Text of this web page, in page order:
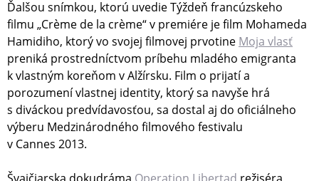
Ďalšou snímkou, ktorú uvedie Týždeň francúzskeho
filmu „Crème de la crème“ v premiére je film Mohameda
Hamidiho, ktorý vo svojej filmovej prvotine Moja vlasť
preniká prostredníctvom príbehu mladého emigranta
k vlastným koreňom v Alžírsku. Film o prijatí a
porozumení vlastnej identity, ktorý sa navyše hrá
s diváckou predvídavosťou, sa dostal aj do oficiálneho
výberu Medzinárodného filmového festivalu
v Cannes 2013.